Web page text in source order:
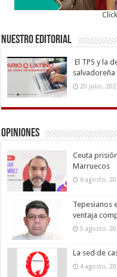
Nuestro Editorial
El TPS y la
salvadoreña
20 julio,
Opiniones
Ceuta
Marruecos
6 agosto,
Tepesianos
ventaja
5 agosto,
La sed de
4 agosto,